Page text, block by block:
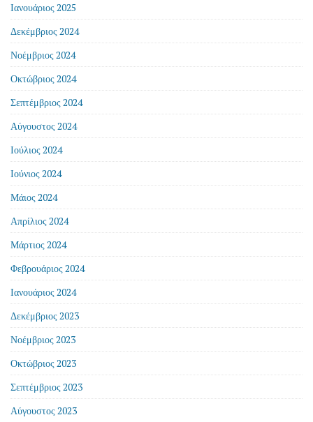
Ιανουάριος 2025
Δεκέμβριος 2024
Νοέμβριος 2024
Οκτώβριος 2024
Σεπτέμβριος 2024
Αύγουστος 2024
Ιούλιος 2024
Ιούνιος 2024
Μάιος 2024
Απρίλιος 2024
Μάρτιος 2024
Φεβρουάριος 2024
Ιανουάριος 2024
Δεκέμβριος 2023
Νοέμβριος 2023
Οκτώβριος 2023
Σεπτέμβριος 2023
Αύγουστος 2023